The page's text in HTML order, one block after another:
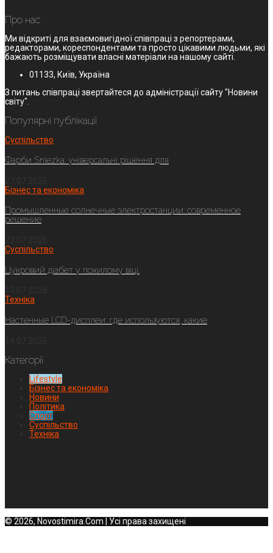
Про нас
Ми відкриті для взаємовигідної співпраці з репортерами,
редакторами, кореспондентами та просто цікавими людьми, які
бажають розміщувати власні матеріали на нашому сайті.
01133, Київ, Україна
З питань співпраці звертайтеся до адміністрації сайту "Новини
світу".
Популярні публікації
Суспільство
Фарби Sniezka: універсальні рішення для
Бізнес та економіка
Промышленные солнечные электростанции: современное
решение
Суспільство
Цукровий діабет у похилому віці:
Техніка
Настенные LCD-дисплеи: где используются, какие
Категорії
Lifestyle
Бізнес та економіка
Новини
Політика
Спорт
Суспільство
Техніка
© 2026, Novostimira.Com | Усі права захищені